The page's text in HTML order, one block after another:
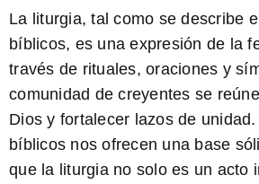
La liturgia, tal como se describe
bíblicos, es una expresión de la
través de rituales, oraciones y
comunidad de creyentes se
Dios y fortalecer lazos de
bíblicos nos ofrecen una base
que la liturgia no solo es un acto